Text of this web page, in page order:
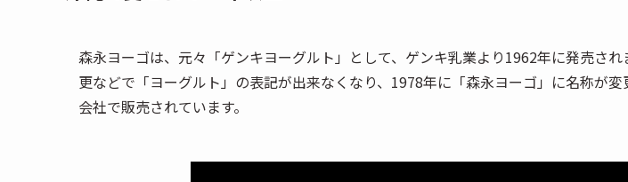
森永ヨーゴは、元々「ゲンキヨーグルト」として、ゲンキ乳業より1962年に発売さ
更などで「ヨーグルト」の表記が出来なくなり、1978年に「森永ヨーゴ」に名称が
会社で販売されています。